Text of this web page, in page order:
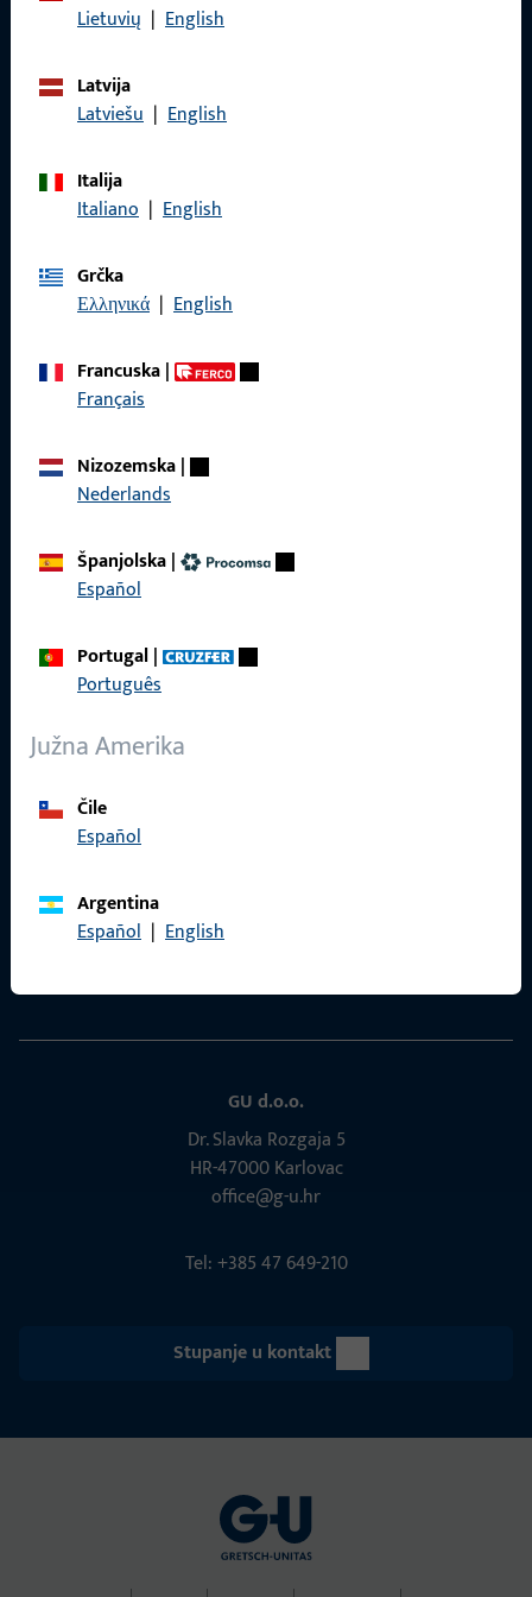
Lietuvių | English
Latvija
Latviešu | English
Italija
Italiano | English
Grčka
Ελληνικά | English
Francuska|
Français
Nizozemska|
Nederlands
Španjolska|
Español
Portugal|
Português
Južna Amerika
Čile
Español
Argentina
Español | English
Pravne informacije
Opći uvjeti poslovanja
Proizvodi
O nama
ProPoint servisni portal
Društveni mediji
GU d.o.o.
Dr. Slavka Rozgaja 5
HR-47000 Karlovac
office@g-u.hr
Tel: +385 47 649-210
Stupanje u kontakt